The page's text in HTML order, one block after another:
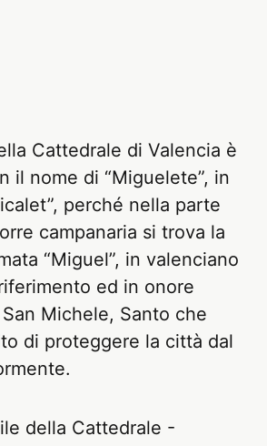
Cattedrale di Valencia è
il nome di “Miguelete”, in
perché nella parte
campanaria si trova la
“Miguel”, in valenciano
ed in onore
San Michele, Santo che
di proteggere la città dal